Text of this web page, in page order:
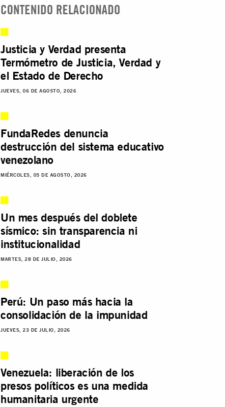
CONTENIDO RELACIONADO
Justicia y Verdad presenta
Termómetro de Justicia, Verdad y
el Estado de Derecho
JUEVES, 06 DE AGOSTO, 2026
FundaRedes denuncia
destrucción del sistema educativo
venezolano
MIÉRCOLES, 05 DE AGOSTO, 2026
Un mes después del doblete
sísmico: sin transparencia ni
institucionalidad
MARTES, 28 DE JULIO, 2026
Perú: Un paso más hacia la
consolidación de la impunidad
JUEVES, 23 DE JULIO, 2026
Venezuela: liberación de los
presos políticos es una medida
humanitaria urgente